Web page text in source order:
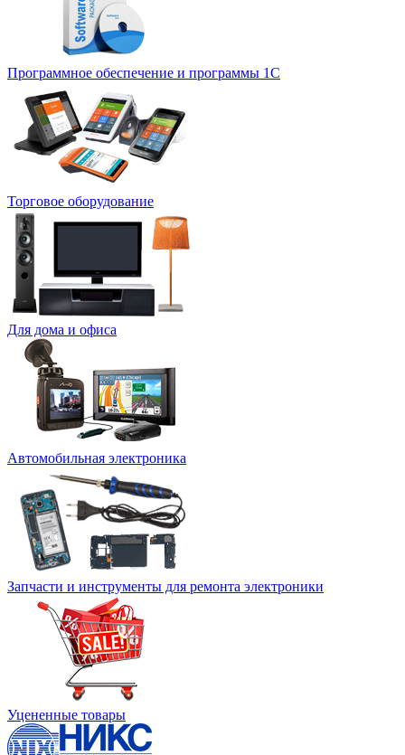
Программное обеспечение и программы 1С
Торговое оборудование
Для дома и офиса
Автомобильная электроника
Запчасти и инструменты для ремонта электроники
Уцененные товары